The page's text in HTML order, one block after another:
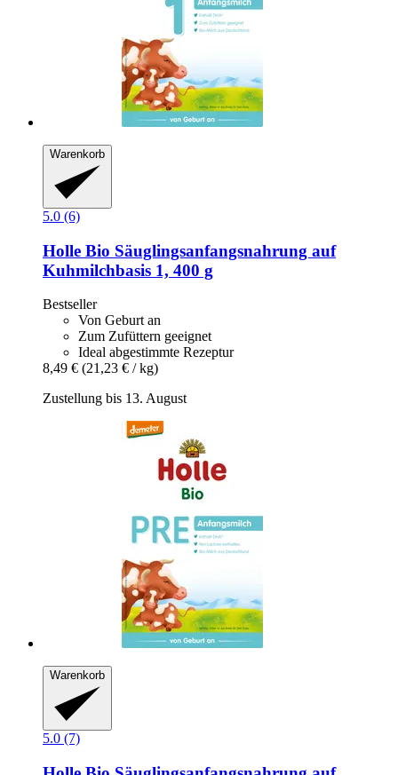
Warenkorb
5.0 (6)
Holle Bio Säuglingsanfangsnahrung auf
Kuhmilchbasis 1, 400 g
Bestseller
Von Geburt an
Zum Zufüttern geeignet
Ideal abgestimmte Rezeptur
8,49 € (21,23 € / kg)
Zustellung bis 13. August
Warenkorb
5.0 (7)